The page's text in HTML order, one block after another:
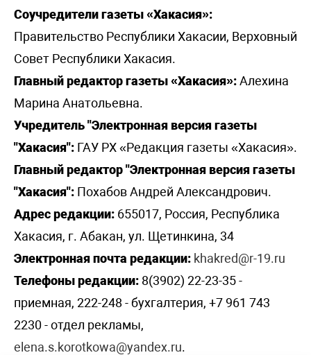
Соучредители газеты «Хакасия»:
Правительство Республики Хакасии, Верховный
Совет Республики Хакасия.
Главный редактор газеты «Хакасия»:Алехина
Марина Анатольевна.
Учредитель "Электронная версия газеты
"Хакасия": ГАУ РХ «Редакция газеты «Хакасия».
Главный редактор "Электронная версия газеты
"Хакасия": Похабов Андрей Александрович.
Адрес редакции: 655017, Россия, Республика
Хакасия, г. Абакан, ул. Щетинкина, 34
Электронная почта редакции: khakred@r-19.ru
Телефоны редакции: 8(3902) 22-23-35 -
приемная, 222-248 - бухгалтерия, +7 961 743
2230 - отдел рекламы,
elena.s.korotkowa@yandex.ru.